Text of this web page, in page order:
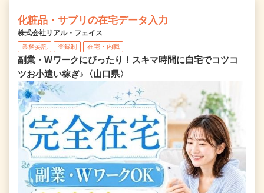
化粧品・サプリの在宅データ入力
株式会社リアル・フェイス
業務委託 登録制 在宅・内職
副業・Wワークにぴったり！スキマ時間に自宅でコツコ
ツお小遣い稼ぎ♪〈山口県〉